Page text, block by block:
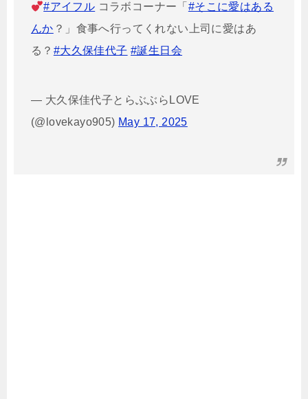
#アイフル コラボコーナー「 #そこに愛はある
んか ？」食事へ行ってくれない上司に愛はあ
る？ #大久保佳代子 #誕生日会
— 大久保佳代子とらぶぶらLOVE
(@lovekayo905) May 17, 2025